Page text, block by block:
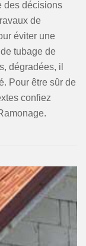
des décisions
de
éviter une
tubage de
dégradées, il
Pour être sûr de
confiez